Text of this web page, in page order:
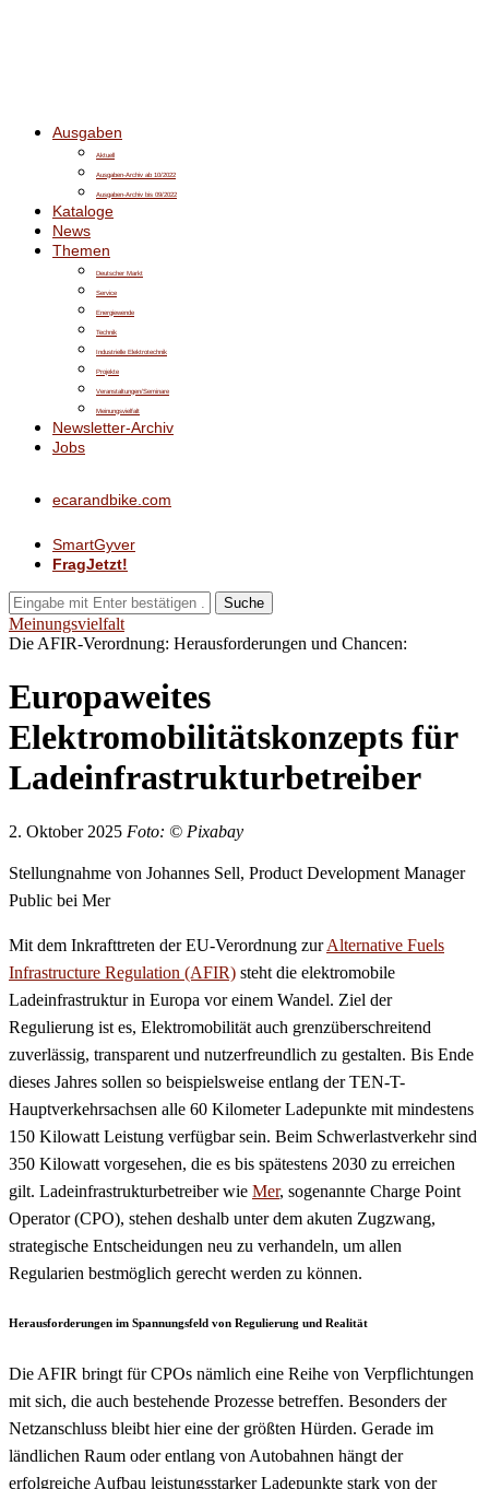
Ausgaben
Aktuell
Ausgaben-Archiv ab 10/2022
Ausgaben-Archiv bis 09/2022
Kataloge
News
Themen
Deutscher Markt
Service
Energiewende
Technik
Industrielle Elektrotechnik
Projekte
Veranstaltungen/Seminare
Meinungsvielfalt
Newsletter-Archiv
Jobs
ecarandbike.com
SmartGyver
FragJetzt!
Suche
Meinungsvielfalt
Die AFIR-Verordnung: Herausforderungen und Chancen:
Europaweites
Elektromobilitätskonzepts für
Ladeinfrastrukturbetreiber
2. Oktober 2025 Foto: © Pixabay
Stellungnahme von Johannes Sell, Product Development Manager
Public bei Mer
Mit dem Inkrafttreten der EU-Verordnung zurAlternative Fuels
Infrastructure Regulation (AFIR) steht die elektromobile
Ladeinfrastruktur in Europa vor einem Wandel. Ziel der
Regulierung ist es, Elektromobilität auch grenzüberschreitend
zuverlässig, transparent und nutzerfreundlich zu gestalten. Bis Ende
dieses Jahres sollen so beispielsweise entlang der TEN-T-
Hauptverkehrsachsen alle 60 Kilometer Ladepunkte mit mindestens
150 Kilowatt Leistung verfügbar sein. Beim Schwerlastverkehr sind
350 Kilowatt vorgesehen, die es bis spätestens 2030 zu erreichen
gilt. Ladeinfrastrukturbetreiber wie Mer, sogenannte Charge Point
Operator (CPO), stehen deshalb unter dem akuten Zugzwang,
strategische Entscheidungen neu zu verhandeln, um allen
Regularien bestmöglich gerecht werden zu können.
Herausforderungen im Spannungsfeld von Regulierung und Realität
Die AFIR bringt für CPOs nämlich eine Reihe von Verpflichtungen
mit sich, die auch bestehende Prozesse betreffen. Besonders der
Netzanschluss bleibt hier eine der größten Hürden. Gerade im
ländlichen Raum oder entlang von Autobahnen hängt der
erfolgreiche Aufbau leistungsstarker Ladepunkte stark von der